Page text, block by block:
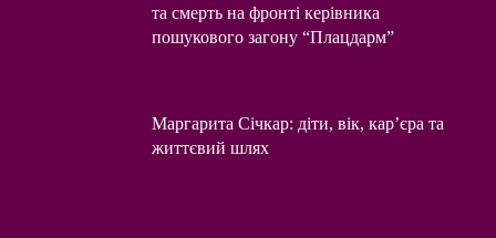
та смерть на фронті керівника
пошукового загону “Плацдарм”
Маргарита Січкар: діти, вік, кар’єра та
життєвий шлях